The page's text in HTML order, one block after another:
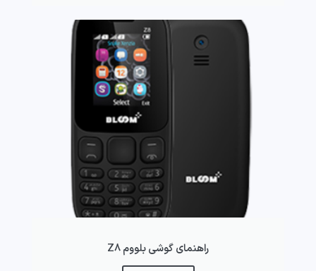
راهنمای گوشی بلووم Z8